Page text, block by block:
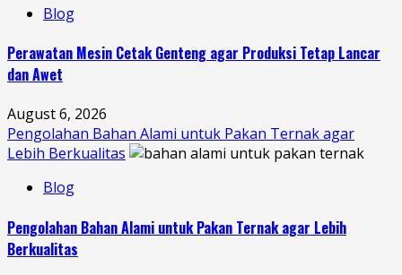
Blog
Perawatan Mesin Cetak Genteng agar Produksi Tetap Lancar
dan Awet
August 6, 2026
Pengolahan Bahan Alami untuk Pakan Ternak agar
Lebih Berkualitas
Blog
Pengolahan Bahan Alami untuk Pakan Ternak agar Lebih
Berkualitas